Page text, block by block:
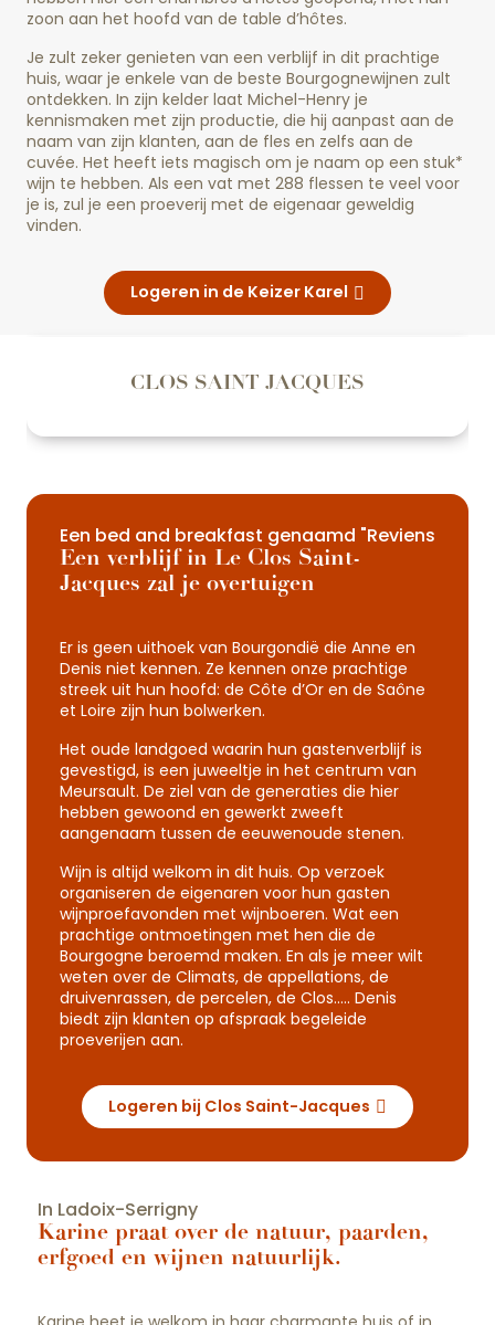
zoon aan het hoofd van de table d’hôtes.
Je zult zeker genieten van een verblijf in dit prachtige
huis, waar je enkele van de beste Bourgognewijnen zult
ontdekken. In zijn kelder laat Michel-Henry je
kennismaken met zijn productie, die hij aanpast aan de
naam van zijn klanten, aan de fles en zelfs aan de
cuvée. Het heeft iets magisch om je naam op een stuk*
wijn te hebben. Als een vat met 288 flessen te veel voor
je is, zul je een proeverij met de eigenaar geweldig
vinden.
Logeren in de Keizer Karel
CLOS SAINT JACQUES
Een bed and breakfast genaamd "Reviens
Een verblijf in Le Clos Saint-
Jacques zal je overtuigen
Er is geen uithoek van Bourgondië die Anne en
Denis niet kennen. Ze kennen onze prachtige
streek uit hun hoofd: de Côte d’Or en de Saône
et Loire zijn hun bolwerken.
Het oude landgoed waarin hun gastenverblijf is
gevestigd, is een juweeltje in het centrum van
Meursault. De ziel van de generaties die hier
hebben gewoond en gewerkt zweeft
aangenaam tussen de eeuwenoude stenen.
Wijn is altijd welkom in dit huis. Op verzoek
organiseren de eigenaren voor hun gasten
wijnproefavonden met wijnboeren. Wat een
prachtige ontmoetingen met hen die de
Bourgogne beroemd maken. En als je meer wilt
weten over de Climats, de appellations, de
druivenrassen, de percelen, de Clos….. Denis
biedt zijn klanten op afspraak begeleide
proeverijen aan.
Logeren bij Clos Saint-Jacques
In Ladoix-Serrigny
Karine praat over de natuur, paarden,
erfgoed en wijnen natuurlijk.